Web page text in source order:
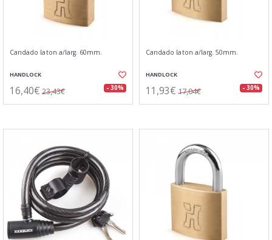
Candado laton a/larg. 60mm.
HANDLOCK
16,40€ 23,43€ - 30%
Candado laton a/larg. 50mm.
HANDLOCK
11,93€ 17,04€ - 30%